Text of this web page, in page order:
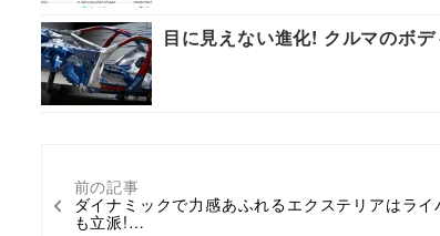
前の記事
ダイナミックで力感あふれるエクステリアはライ
も立派!…
目に見えない進化! クルマのボ